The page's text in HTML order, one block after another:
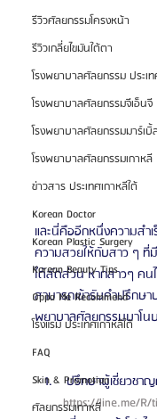
รีวิวศัลยกรรมโครงหน้า
รีวิวเกลี่ยไขมันใต้ตา
โรงพยาบาลศัลยกรรม ประเท
โรงพยาบาลศัลยกรรมจีเอ็นจี
โรงพยาบาลศัลยกรรมมาร์เบิ้
โรงพยาบาลศัลยกรรมเกาหลี
ข่าวสาร ประเทศเกาหลีใต้
Korean Doctor
Korean Plastic Surgery
Korean Beauty Tips
Oppa Me Recommend
โรงแรม ประเทศเกาหลีใต้
FAQ
Skin & Promotion
ศัลยกรรมเกาหลี
และนี่คืออีกหนึ่งความสำ
ความสวยให้กับสาว ๆ ที่
ได้สัดส่วน หากสาวๆ ค
สามารถเข้ารับคำปรึกษา
พยาบาลศัลยกรรมบาโน
ปรึกษาผู้เชี่ยวชาญ
https://line.me/R/